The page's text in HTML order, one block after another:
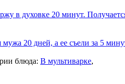
в духовке 20 минут.
мужа 20 дней, а ее съели за 5
блюда: В мультиварке,